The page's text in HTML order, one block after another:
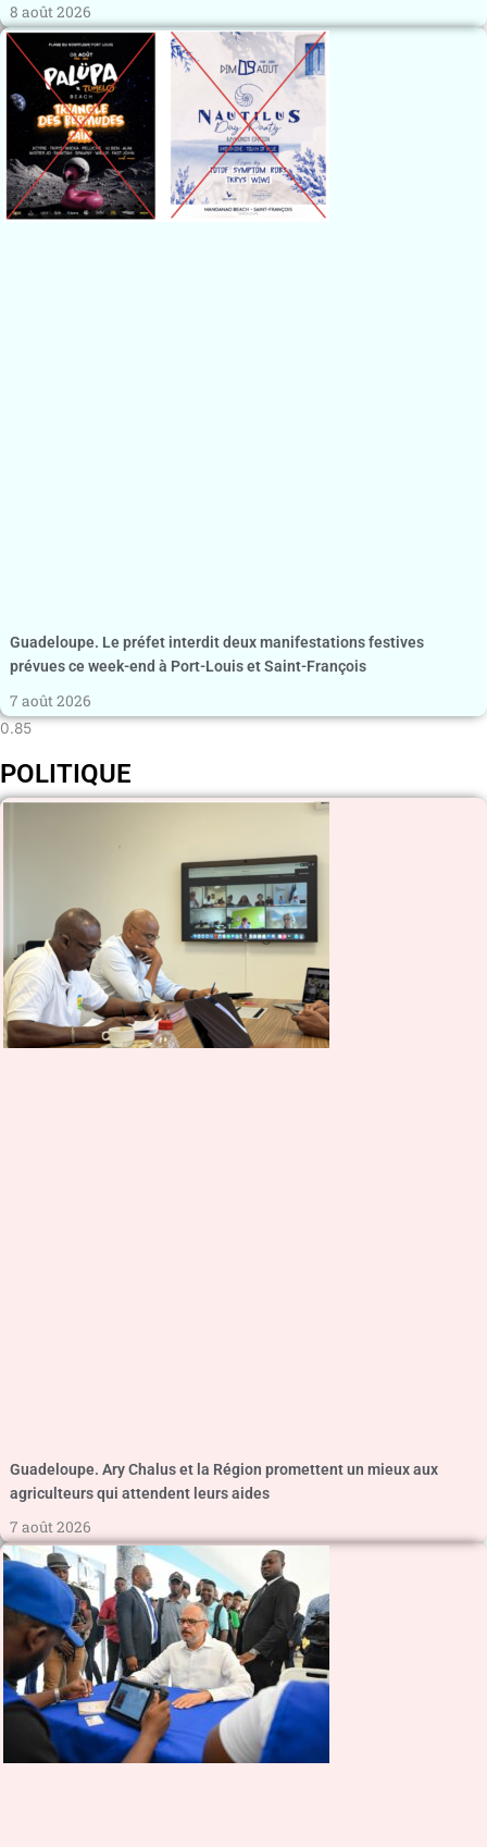
8 août 2026
Guadeloupe. Le préfet interdit deux manifestations festives
prévues ce week-end à Port-Louis et Saint-François
7 août 2026
POLITIQUE
Guadeloupe. Ary Chalus et la Région promettent un mieux aux
agriculteurs qui attendent leurs aides
7 août 2026